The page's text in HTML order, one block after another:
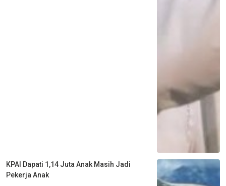
KPAI Dapati 1,14 Juta Anak Masih Jadi
Pekerja Anak